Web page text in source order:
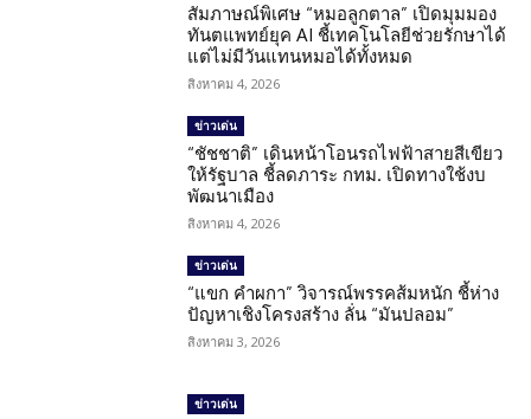
สัมภาษณ์พิเศษ “หมอลูกตาล” เปิดมุมมอง
ทันตแพทย์ยุค AI ชี้เทคโนโลยีช่วยรักษาได้
แต่ไม่มีวันแทนหมอได้ทั้งหมด
สิงหาคม 4, 2026
ข่าวเด่น
“ชัชชาติ” เดินหน้าโอนรถไฟฟ้าสายสีเขียว
ให้รัฐบาล ชี้ลดภาระ กทม. เปิดทางใช้งบ
พัฒนาเมือง
สิงหาคม 4, 2026
ข่าวเด่น
“แขก คำผกา” วิจารณ์พรรคส้มหนัก ชี้ห่าง
ปัญหาเชิงโครงสร้าง ลั่น “มันปลอม”
สิงหาคม 3, 2026
ข่าวเด่น